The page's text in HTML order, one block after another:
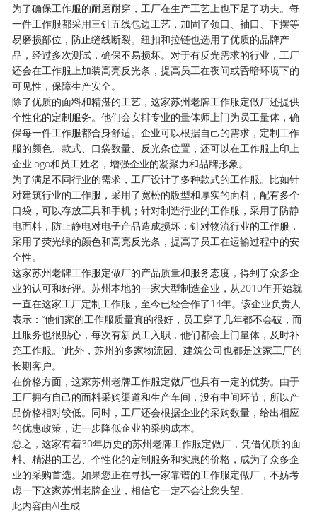
为了确保工作服的耐磨耐穿，工厂在生产工艺上也下足了功夫。每
一件工作服都采用三针五线包边工艺，加固了领口、袖口、下摆等
易磨损部位，防止缝线断裂。纽扣和拉链也选用了优质的品牌产
品，经过多次测试，确保不易损坏。对于有反光需求的行业，工厂
还会在工作服上加装高亮反光条，提高员工在夜间或昏暗环境下的
可见性，保障生产安全。
除了优质的面料和精湛的工艺，这家苏州老牌工作服定做厂还提供
个性化的定制服务。他们会安排专业的量体师上门为员工量体，确
保每一件工作服都合身舒适。企业可以根据自己的需求，定制工作
服的颜色、款式、口袋数量、反光条位置，还可以在工作服上印上
企业logo和员工姓名，增强企业的凝聚力和品牌形象。
为了满足不同行业的需求，工厂设计了多种款式的工作服。比如针
对建筑行业的工作服，采用了宽松的版型和厚实的面料，配有多个
口袋，可以存放工具和手机；针对制造行业的工作服，采用了防静
电面料，防止静电对电子产品造成损坏；针对物流行业的工作服，
采用了荧光绿的颜色和高亮反光条，提高了员工在运输过程中的安
全性。
这家苏州老牌工作服定做厂的产品质量和服务态度，得到了众多企
业的认可和好评。苏州本地的一家大型制造企业，从2010年开始就
一直在这家工厂定制工作服，至今已经合作了14年。该企业负责人
表示：“他们家的工作服质量真的很好，员工穿了几年都不会破，而
且服务也很贴心，每次有新员工入职，他们都会上门量体，及时补
充工作服。”此外，苏州的多家物流园、建筑公司也都是这家工厂的
长期客户。
在价格方面，这家苏州老牌工作服定做厂也具有一定的优势。由于
工厂拥有自己的面料采购渠道和生产车间，没有中间环节，所以产
品价格相对较低。同时，工厂还会根据企业的采购数量，给出相应
的优惠政策，进一步降低企业的采购成本。
总之，这家有着30年历史的苏州老牌工作服定做厂，凭借优质的面
料、精湛的工艺、个性化的定制服务和实惠的价格，成为了众多企
业的采购首选。如果您正在寻找一家靠谱的工作服定做厂，不妨考
虑一下这家苏州老牌企业，相信它一定不会让您失望。
此内容由AI生成